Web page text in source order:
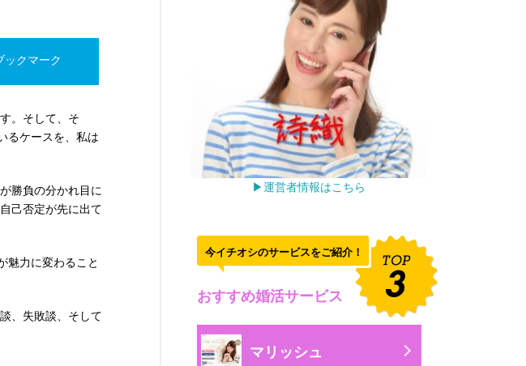
ックマーク
。そして、そ
るケースを、私は
勝負の分かれ目に
己否定が先に出て
魅力に変わること
、失敗談、そして
▶運営者情報はこちら
今イチオシのサービスをご紹介！
おすすめ婚活サービス
マリッシュ